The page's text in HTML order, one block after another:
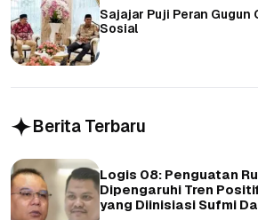
Sajajar Puji Peran Gugun
Sosial
Berita Terbaru
Logis 08: Penguatan
Dipengaruhi Tren
yang Diinisiasi Sufmi